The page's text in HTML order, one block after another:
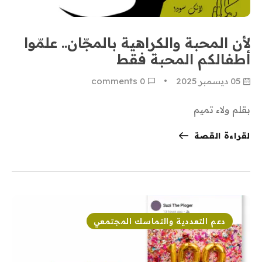
لأن المحبة والكراهية بالمجّان.. علمّوا
أطفالكم المحبة فقط
05 ديسمبر 2025 0
بقلم ولاء تميم
لقراءة القصة
دعم التعددية والتماسك المجتمعي